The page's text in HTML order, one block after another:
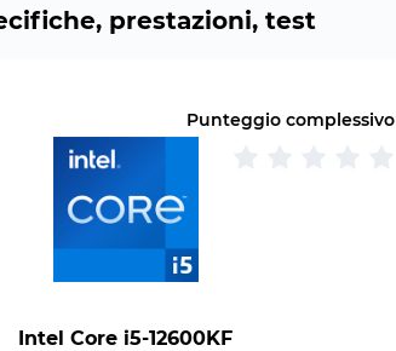
prestazioni, test
Punteggio complessivo
Intel Core i5-12600KF